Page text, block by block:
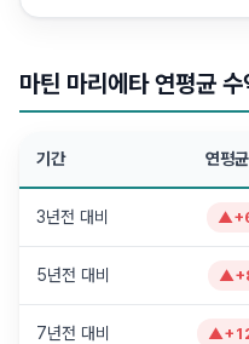
마틴 마리에타 연평균
기간 연평
3년전 대비 ▲+
5년전 대비 ▲+
7년전 대비 ▲+